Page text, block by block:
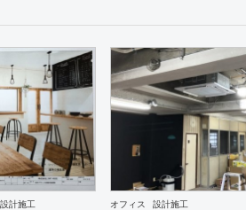
メン・そば・うどん 焼肉・中華料理・韓国料理 その他
設計施工 オフィス 設計施工